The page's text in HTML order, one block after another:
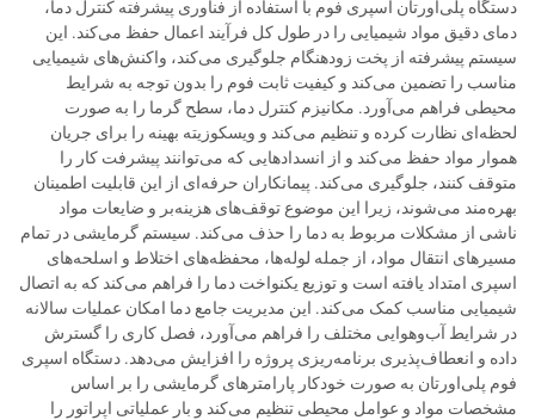
دستگاه پلی‌اورتان اسپری فوم با استفاده از فناوری پیشرفته کنترل دما،
دمای دقیق مواد شیمیایی را در طول کل فرآیند اعمال حفظ می‌کند. این
سیستم پیشرفته از پخت زودهنگام جلوگیری می‌کند، واکنش‌های شیمیایی
مناسب را تضمین می‌کند و کیفیت ثابت فوم را بدون توجه به شرایط
محیطی فراهم می‌آورد. مکانیزم کنترل دما، سطح گرما را به صورت
لحظه‌ای نظارت کرده و تنظیم می‌کند و ویسکوزیته بهینه را برای جریان
هموار مواد حفظ می‌کند و از انسدادهایی که می‌توانند پیشرفت کار را
متوقف کنند، جلوگیری می‌کند. پیمانکاران حرفه‌ای از این قابلیت اطمینان
بهره‌مند می‌شوند، زیرا این موضوع توقف‌های هزینه‌بر و ضایعات مواد
ناشی از مشکلات مربوط به دما را حذف می‌کند. سیستم گرمایشی در تمام
مسیرهای انتقال مواد، از جمله لوله‌ها، محفظه‌های اختلاط و اسلحه‌های
اسپری امتداد یافته است و توزیع یکنواخت دما را فراهم می‌کند که به اتصال
شیمیایی مناسب کمک می‌کند. این مدیریت جامع دما امکان عملیات سالانه
در شرایط آب‌وهوایی مختلف را فراهم می‌آورد، فصل کاری را گسترش
داده و انعطاف‌پذیری برنامه‌ریزی پروژه را افزایش می‌دهد. دستگاه اسپری
فوم پلی‌اورتان به صورت خودکار پارامترهای گرمایشی را بر اساس
مشخصات مواد و عوامل محیطی تنظیم می‌کند و بار عملیاتی اپراتور را